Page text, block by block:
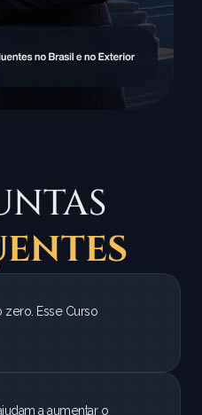
zero. Esse Curso
a aumentar o